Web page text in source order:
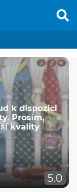
k dispozici
Prosím,
kvality
5.0